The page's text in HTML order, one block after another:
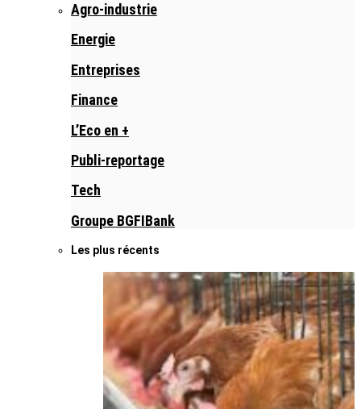
Agro-industrie
Energie
Entreprises
Finance
L’Eco en +
Publi-reportage
Tech
Groupe BGFIBank
Les plus récents